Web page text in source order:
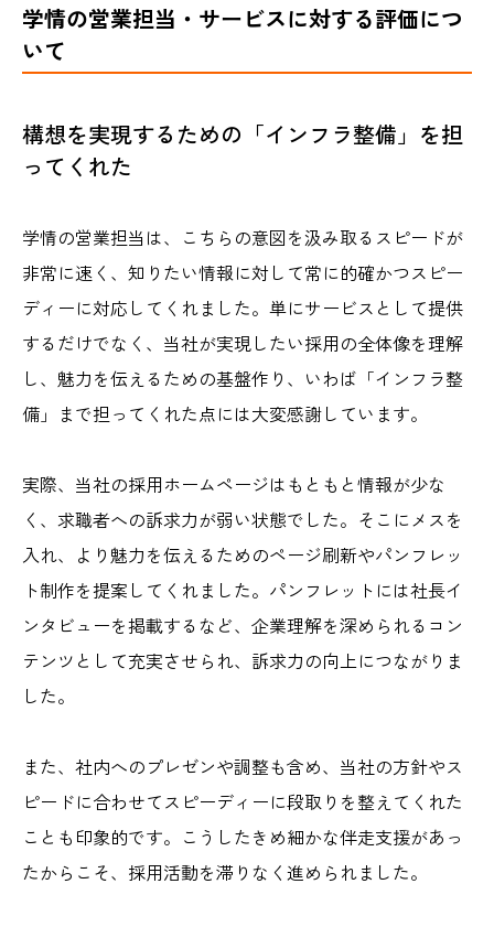
学情の営業担当・サービスに対する評価につ
いて
構想を実現するための「インフラ整備」を担
ってくれた
学情の営業担当は、こちらの意図を汲み取るスピードが
非常に速く、知りたい情報に対して常に的確かつスピー
ディーに対応してくれました。単にサービスとして提供
するだけでなく、当社が実現したい採用の全体像を理解
し、魅力を伝えるための基盤作り、いわば「インフラ整
備」まで担ってくれた点には大変感謝しています。
実際、当社の採用ホームページはもともと情報が少な
く、求職者への訴求力が弱い状態でした。そこにメスを
入れ、より魅力を伝えるためのページ刷新やパンフレッ
ト制作を提案してくれました。パンフレットには社長イ
ンタビューを掲載するなど、企業理解を深められるコン
テンツとして充実させられ、訴求力の向上につながりま
した。
また、社内へのプレゼンや調整も含め、当社の方針やス
ピードに合わせてスピーディーに段取りを整えてくれた
ことも印象的です。こうしたきめ細かな伴走支援があっ
たからこそ、採用活動を滞りなく進められました。